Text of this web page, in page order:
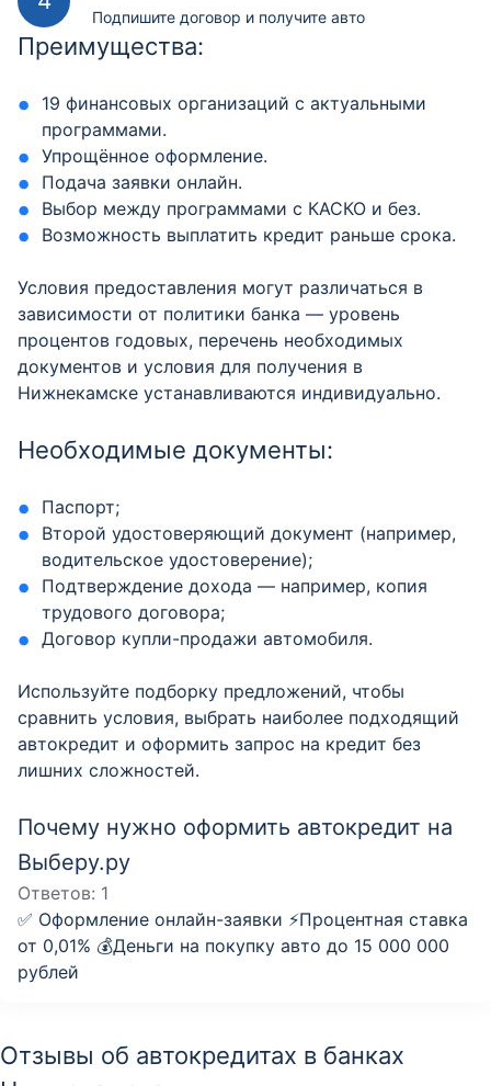
Подпишите договор и получите авто
Преимущества:
19 финансовых организаций с актуальными
программами.
Упрощённое оформление.
Подача заявки онлайн.
Выбор между программами с КАСКО и без.
Возможность выплатить кредит раньше срока.
Условия предоставления могут различаться в
зависимости от политики банка — уровень
процентов годовых, перечень необходимых
документов и условия для получения в
Нижнекамске устанавливаются индивидуально.
Необходимые документы:
Паспорт;
Второй удостоверяющий документ (например,
водительское удостоверение);
Подтверждение дохода — например, копия
трудового договора;
Договор купли-продажи автомобиля.
Используйте подборку предложений, чтобы
сравнить условия, выбрать наиболее подходящий
автокредит и оформить запрос на кредит без
лишних сложностей.
Почему нужно оформить автокредит на
Выберу.ру
Ответов: 1
✅ Оформление онлайн-заявки ⚡️Процентная ставка
от 0,01% 💰Деньги на покупку авто до 15 000 000
рублей
Отзывы об автокредитах в банках